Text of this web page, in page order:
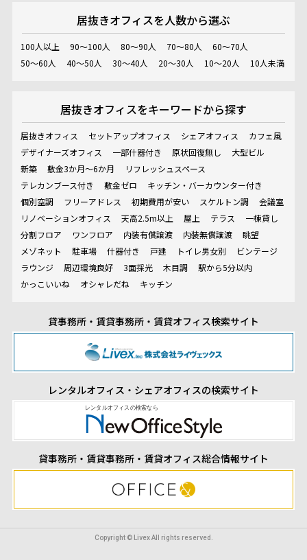
居抜きオフィスを人数から選ぶ
100人以上 90～100人 80～90人 70～80人
60～70人
50～60人
40～50人 30～40人 20～30人 10～20人 10人未満
居抜きオフィスをキーワードから探す
居抜きオフィス セットアップオフィス シェアオフィス
カフェ風
デザイナーズオフィス
一部什器付き 原状回復無し
大型ビル
新築
敷金3か月～6か月
リフレッシュスペース
テレカンブース付き
敷金ゼロ
キッチン・バーカウンター付き
個別空調
フリーアドレス 初期費用が安い スケルトン調
会議室
リノベーションオフィス
天高2.5m以上 屋上 テラス
一棟貸し
分割フロア
ワンフロア 内装有償譲渡 内装無償譲渡
眺望
メゾネット
駐車場 什器付き 戸建 トイレ男女別
ビンテージ
ラウンジ
周辺環境良好 3面採光 木目調
駅から5分以内
かっこいいね
オシャレだね キッチン
貸事務所・賃貸事務所・賃貸オフィス検索サイト
レンタルオフィス・シェアオフィスの検索サイト
貸事務所・賃貸事務所・賃貸オフィス総合情報サイト
Copyright © Livex All rights reserved.